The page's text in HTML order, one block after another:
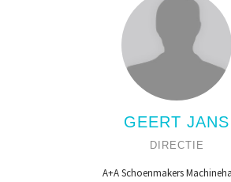
GEERT JANS
DIRECTIE
A+A Schoenmakers